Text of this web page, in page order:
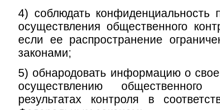
4) соблюдать конфиденциальность
осуществления общественного
если ее распространение
законами;
5) обнародовать информацию о
осуществлению
результатах контроля в